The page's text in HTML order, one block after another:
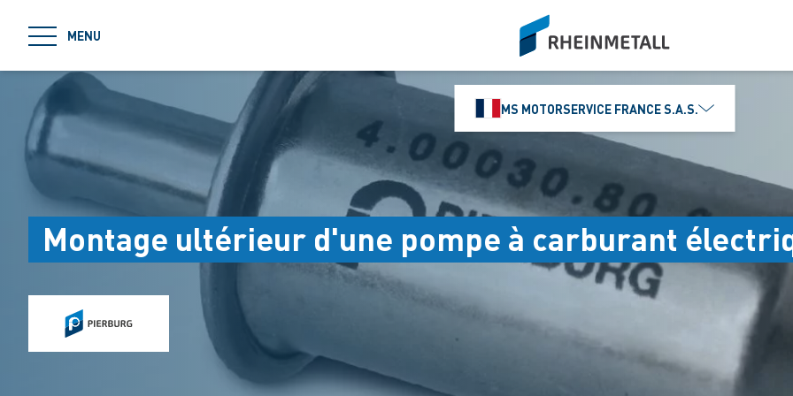
MENU
siteLogo
MS MOTORSERVICE FRANCE S.A.S.
Montage ultérieur d'une pompe à carburant